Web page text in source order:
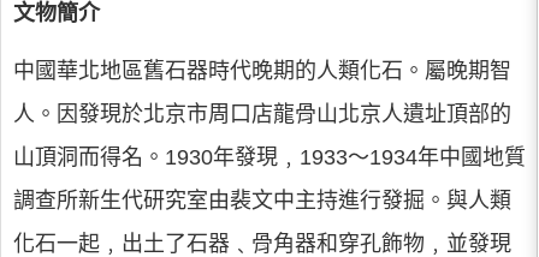
文物簡介
中國華北地區舊石器時代晚期的人類化石。屬晚期智
人。因發現於北京市周口店龍骨山北京人遺址頂部的
山頂洞而得名。1930年發現﹐1933～1934年中國地質
調查所新生代研究室由裴文中主持進行發掘。與人類
化石一起﹐出土了石器﹑骨角器和穿孔飾物﹐並發現